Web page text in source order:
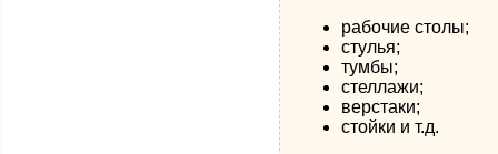
рабочие столы;
стулья;
тумбы;
стеллажи;
верстаки;
стойки и т.д.